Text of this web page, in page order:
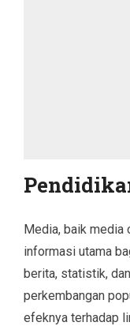
Media, baik media
informasi utama
berita, statistik,
perkembangan
efeknya terhadap